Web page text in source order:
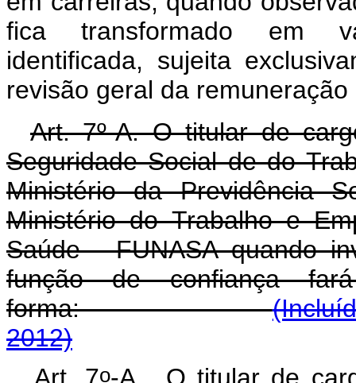
fica transformado em
identificada, sujeita
revisão geral da
Art. 7º-A. O titular de
Seguridade Social de do
Ministério da Previdência
Ministério do Trabalho e
Saúde - FUNASA quando
função de confiança
forma:
2012)
o